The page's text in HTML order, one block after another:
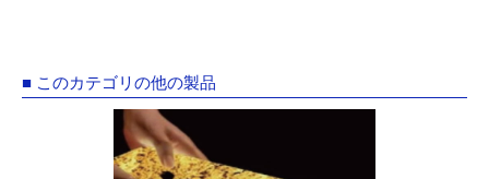
■ このカテゴリの他の製品